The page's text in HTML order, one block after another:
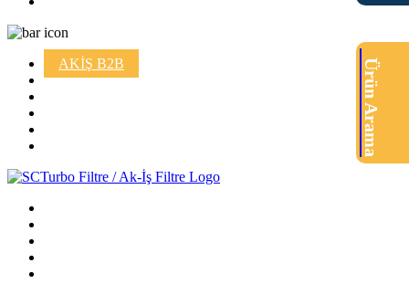
AKİŞ B2B Ürün Arama